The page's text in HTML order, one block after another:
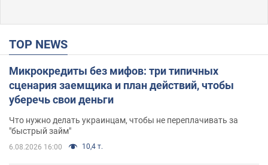
TOP NEWS
Микрокредиты без мифов: три типичных
сценария заемщика и план действий, чтобы
уберечь свои деньги
Что нужно делать украинцам, чтобы не переплачивать за
"быстрый займ"
6.08.2026 16:00 10,4 т.